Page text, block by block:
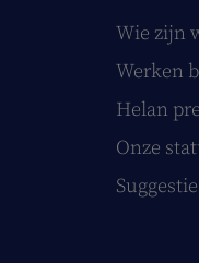
Wie zijn
Werken
Helan
Onze